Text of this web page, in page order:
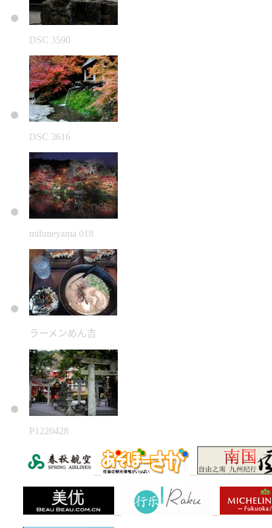
DSC 3590
DSC 3616
mifuneyama 018
ラーメンめん吉
P1220428